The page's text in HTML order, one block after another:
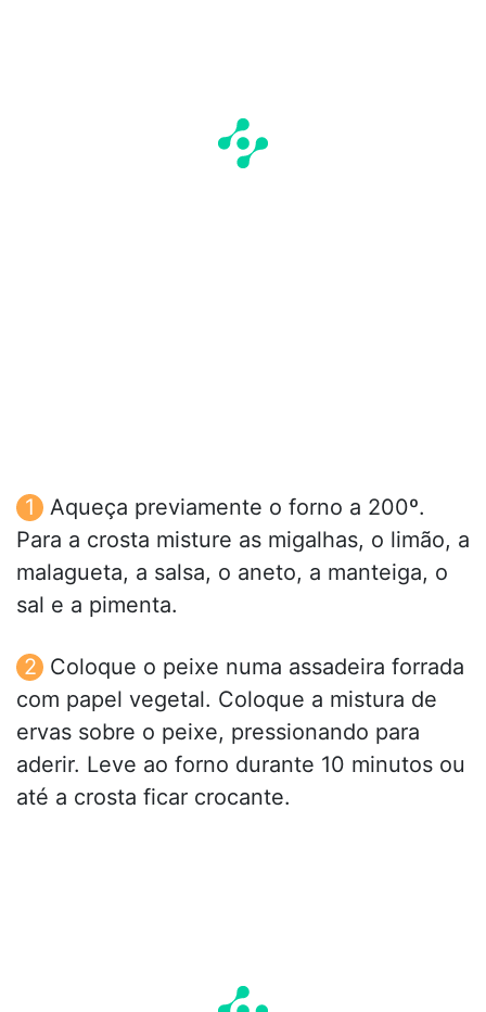
Aqueça previamente o forno a 200º.
Para a crosta misture as migalhas, o limão, a
malagueta, a salsa, o aneto, a manteiga, o
sal e a pimenta.
Coloque o peixe numa assadeira forrada
com papel vegetal. Coloque a mistura de
ervas sobre o peixe, pressionando para
aderir. Leve ao forno durante 10 minutos ou
até a crosta ficar crocante.